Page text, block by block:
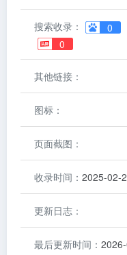
搜索收录： 0
0
其他链接：
图标：
页面截图：
收录时间： 2025-02-
更新日志：
最后更新时间：